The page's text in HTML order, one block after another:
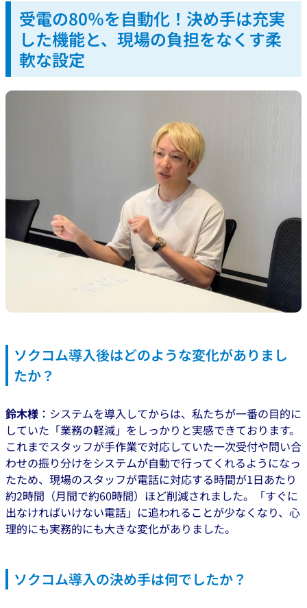
受電の80％を自動化！決め手は充実
した機能と、現場の負担をなくす柔
軟な設定
ソクコム導入後はどのような変化がありまし
たか？
鈴木様 ：システムを導入してからは、私たちが一番の目的に
していた「業務の軽減」をしっかりと実感できております。
これまでスタッフが手作業で対応していた一次受付や問い合
わせの振り分けをシステムが自動で行ってくれるようになっ
たため、現場のスタッフが電話に対応する時間が1日あたり
約2時間（月間で約60時間）ほど削減されました。「すぐに
出なければいけない電話」に追われることが少なくなり、心
理的にも実務的にも大きな変化がありました。
ソクコム導入の決め手は何でしたか？